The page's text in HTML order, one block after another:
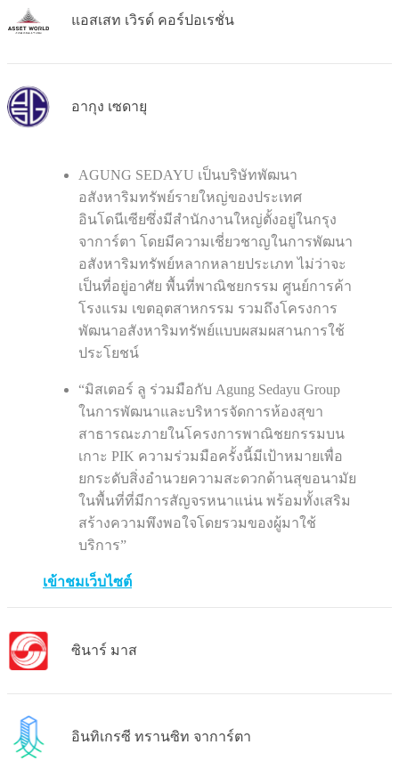
แอสเสท เวิรด์ คอร์ปอเรชั่น
อากุง เซดายุ
AGUNG SEDAYU เป็นบริษัทพัฒนา
อสังหาริมทรัพย์รายใหญ่ของประเทศ
อินโดนีเซียซึ่งมีสำนักงานใหญ่ตั้งอยู่ในกรุง
จาการ์ตา โดยมีความเชี่ยวชาญในการพัฒนา
อสังหาริมทรัพย์หลากหลายประเภท ไม่ว่าจะ
เป็นที่อยู่อาศัย พื้นที่พาณิชยกรรม ศูนย์การค้า
โรงแรม เขตอุตสาหกรรม รวมถึงโครงการ
พัฒนาอสังหาริมทรัพย์แบบผสมผสานการใช้
ประโยชน์
“มิสเตอร์ ลู ร่วมมือกับ Agung Sedayu Group
ในการพัฒนาและบริหารจัดการห้องสุขา
สาธารณะภายในโครงการพาณิชยกรรมบน
เกาะ PIK ความร่วมมือครั้งนี้มีเป้าหมายเพื่อ
ยกระดับสิ่งอำนวยความสะดวกด้านสุขอนามัย
ในพื้นที่ที่มีการสัญจรหนาแน่น พร้อมทั้งเสริม
สร้างความพึงพอใจโดยรวมของผู้มาใช้
บริการ”
เข้าชมเว็บไซต์
ซินาร์ มาส
อินทิเกรซี ทรานซิท จาการ์ตา